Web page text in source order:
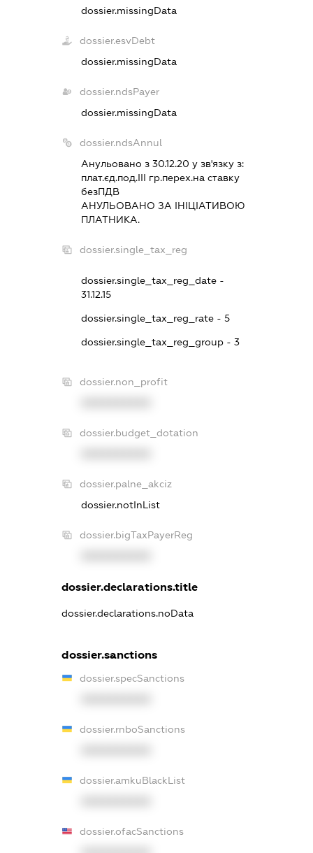
dossier.missingData
dossier.esvDebt
dossier.missingData
dossier.ndsPayer
dossier.missingData
dossier.ndsAnnul
Анульовано з 30.12.20 у зв'язку з:
плат.єд.под.III гр.перех.на ставку
безПДВ
АНУЛЬОВАНО ЗА IНIЦIАТИВОЮ
ПЛАТНИКА.
dossier.single_tax_reg
dossier.single_tax_reg_date -
31.12.15
dossier.single_tax_reg_rate - 5
dossier.single_tax_reg_group - 3
dossier.non_profit
dossier.budget_dotation
dossier.palne_akciz
dossier.notInList
dossier.bigTaxPayerReg
dossier.declarations.title
dossier.declarations.noData
dossier.sanctions
dossier.specSanctions
dossier.rnboSanctions
dossier.amkuBlackList
dossier.ofacSanctions